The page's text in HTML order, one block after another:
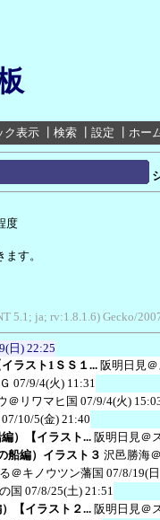
ク表示 検索 設定 ホー
度
す。
5.1; ja; rv:1.8.1.6) Gecko/
日) 22:25
ラスト1ＳＳ１... 阪明日見
07/9/4(火) 11:31
＠リワマヒ国 07/9/4(火)
07/10/5(金) 21:40
）【イラスト... 阪明日見＠
船編）イラスト３ 沢邑勝海
＠キノウツン藩国 07/8/19(
国 07/8/25(土) 21:51
【イラスト２... 阪明日見＠